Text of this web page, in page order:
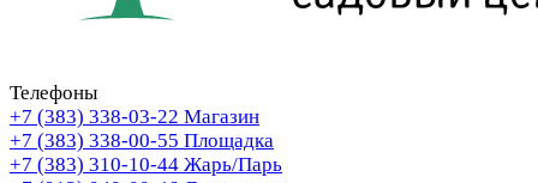
Телефоны
+7 (383) 338-03-22 Магазин
+7 (383) 338-00-55 Площадка
+7 (383) 310-10-44 Жарь/Парь